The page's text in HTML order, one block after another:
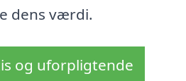
dens værdi.
og uforpligtende